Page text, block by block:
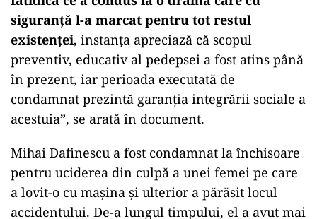
înţelepciunea necesară pentru a lua hotărâri
remarcabile în ceea ce priveşte viitorul,
adeseori lipseşte, iar voinţa de afirmare şi
putere generează convingerea că totul este
accesibil şi nu vor exista momente critice,
ajungându-se ca în astfel de situaţiisă se rateze
cele mai mari oportunități pe care le oferă
viața, iar scenariul unei asemenea vârste nu se
mai repetă şi, fără îndoială, şi-ar dori să poată
întoarce timpul şi să excludă acea clipă
fatidică ce a condus la o dramă care cu